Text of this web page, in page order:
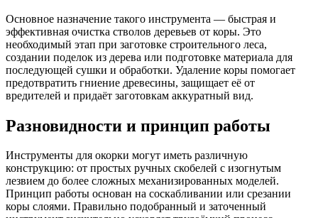
Основное назначение такого инструмента — быстрая и
эффективная очистка стволов деревьев от коры. Это
необходимый этап при заготовке строительного леса,
создании поделок из дерева или подготовке материала для
последующей сушки и обработки. Удаление коры помогает
предотвратить гниение древесины, защищает её от
вредителей и придаёт заготовкам аккуратный вид.
Разновидности и принцип работы
Инструменты для окорки могут иметь различную
конструкцию: от простых ручных скобелей с изогнутым
лезвием до более сложных механизированных моделей.
Принцип работы основан на соскабливании или срезании
коры слоями. Правильно подобранный и заточенный